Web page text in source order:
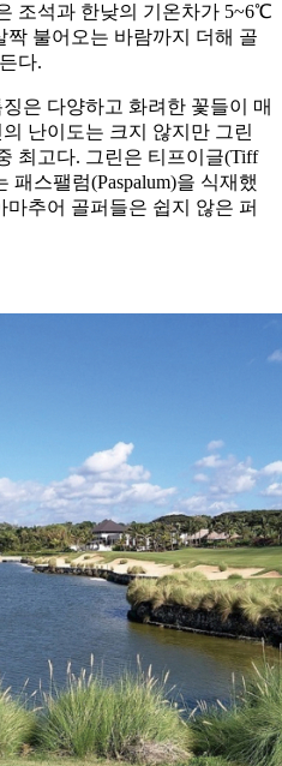
조석과 한낮의 기온차가 5~6℃
불어오는 바람까지 더해 골
다.
은 다양하고 화려한 꽃들이 매
난이도는 크지 않지만 그린
최고다. 그린은 티프이글(Tiff
패스팰럼(Paspalum)을 식재했
추어 골퍼들은 쉽지 않은 퍼